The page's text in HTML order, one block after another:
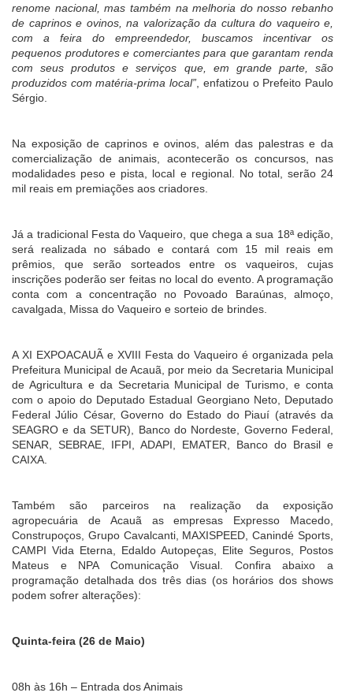
renome nacional, mas também na melhoria do nosso rebanho
de caprinos e ovinos, na valorização da cultura do vaqueiro e,
com a feira do empreendedor, buscamos incentivar os
pequenos produtores e comerciantes para que garantam renda
com seus produtos e serviços que, em grande parte, são
produzidos com matéria-prima local” , enfatizou o Prefeito Paulo
Sérgio.
Na exposição de caprinos e ovinos, além das palestras e da
comercialização de animais, acontecerão os concursos, nas
modalidades peso e pista, local e regional. No total, serão 24
mil reais em premiações aos criadores.
Já a tradicional Festa do Vaqueiro, que chega a sua 18ª edição,
será realizada no sábado e contará com 15 mil reais em
prêmios, que serão sorteados entre os vaqueiros, cujas
inscrições poderão ser feitas no local do evento. A programação
conta com a concentração no Povoado Baraúnas, almoço,
cavalgada, Missa do Vaqueiro e sorteio de brindes.
A XI EXPOACAUÃ e XVIII Festa do Vaqueiro é organizada pela
Prefeitura Municipal de Acauã, por meio da Secretaria Municipal
de Agricultura e da Secretaria Municipal de Turismo, e conta
com o apoio do Deputado Estadual Georgiano Neto, Deputado
Federal Júlio César, Governo do Estado do Piauí (através da
SEAGRO e da SETUR), Banco do Nordeste, Governo Federal,
SENAR, SEBRAE, IFPI, ADAPI, EMATER, Banco do Brasil e
CAIXA.
Também são parceiros na realização da exposição
agropecuária de Acauã as empresas Expresso Macedo,
Construpoços, Grupo Cavalcanti, MAXISPEED, Canindé Sports,
CAMPI Vida Eterna, Edaldo Autopeças, Elite Seguros, Postos
Mateus e NPA Comunicação Visual. Confira abaixo a
programação detalhada dos três dias (os horários dos shows
podem sofrer alterações):
Quinta-feira (26 de Maio)
08h às 16h – Entrada dos Animais